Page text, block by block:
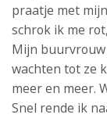
praatje met
schrok ik me
Mijn
wachten tot ze
meer en meer.
Snel rende ik